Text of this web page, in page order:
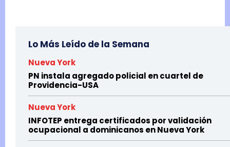
Lo Más Leído de la Semana
Nueva York
PN instala agregado policial en cuartel de
Providencia-USA
Nueva York
INFOTEP entrega certificados por validación
ocupacional a dominicanos en Nueva York